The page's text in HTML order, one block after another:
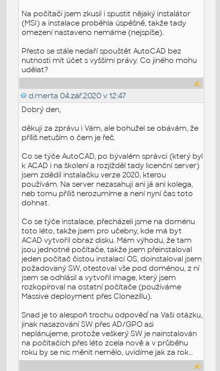
Na počítači jsem zkusil i spustit nějaký instalátor
(MSI) a instalace proběhla úspěšně, takže tady
omezení nastaveno nemáme (nejspíše).
Přesto se stále nedaří spouštět AutoCAD bez
nutnosti mít účet s vyššími právy. Co jiného mohu
udělat?
d.merta 04.zář.2020 v 12:47
Dobrý den,
děkuji za zprávu i Vám, ale bohužel se obávám, že
příliš netuším o čem je řeč.
Co se týče AutoCAD, po bývalém správci (který byl
k ACAD i na školení a rozjížděl tady licenční server)
jsem zdědil instalačku verze 2020, kterou
používám. Na server nezasahuji ani já ani kolega,
neb tomu příliš nerozumíme a není nyní čas toto
dohnat.
Co se týče instalace, přecházeli jsme na doménu
toto léto, takže jsem pro učebny, kde má byt
ACAD vytvořil obraz disku. Mám výhodu, že tam
jsou jednotné počítače, takže jsem přeinstaloval
jeden počítač čistou instalací OS, doinstaloval jsem
požadovaný SW, otestoval vše pod doménou, z ní
jsem se odhlásil a vytvořil image, který jsem
rozkopíroval na ostatní počítače (používáme
Massive deployment přes Clonezillu).
Snad je to alespoň trochu odpověď na Vaši otázku,
jinak nasazování SW přes AD/GPO asi
neplánujeme, protože veškerý SW je nainstalován
na počítačích přes léto zcela nově a v průběhu
roku by se nic měnit nemělo, uvidíme jak za rok...